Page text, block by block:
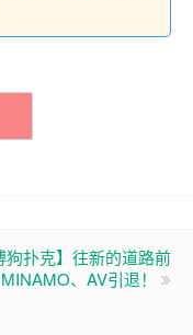
狗扑克】往新的道路前
、AV引退！